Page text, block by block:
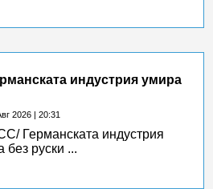
индустрия умира
2026 | 20:31
Германската индустрия
без руски ...